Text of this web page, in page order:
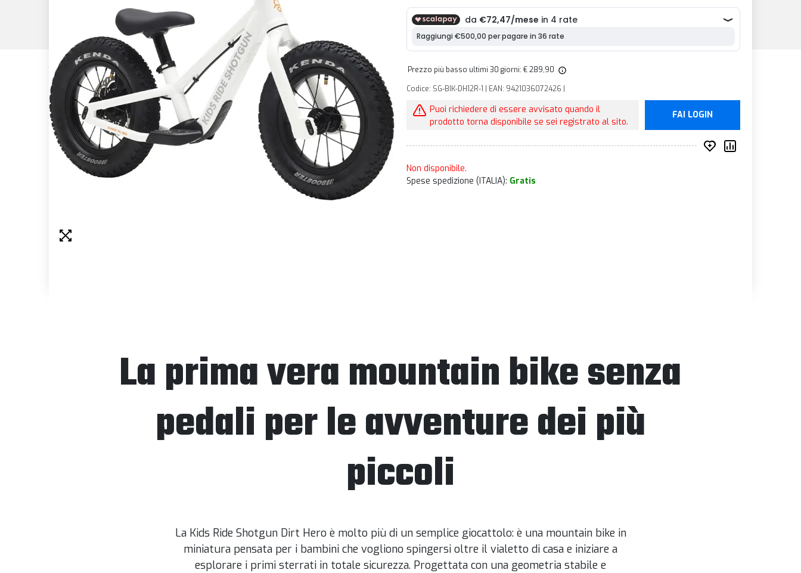
Prezzo più basso ultimi 30 giorni: € 289,90
Codice: SG-BIK-DH12R-1 | EAN: 9421036072426 |
Puoi richiedere di essere avvisato quando il
prodotto torna disponibile se sei registrato al sito.
FAI LOGIN
Inserisci nei
Non disponibile.
Spese spedizione (ITALIA): Gratis
La prima vera mountain bike senza
pedali per le avventure dei più
piccoli
La Kids Ride Shotgun Dirt Hero è molto più di un semplice giocattolo: è una mountain bike in
miniatura pensata per i bambini che vogliono spingersi oltre il vialetto di casa e iniziare a
esplorare i primi sterrati in totale sicurezza. Progettata con una geometria stabile e